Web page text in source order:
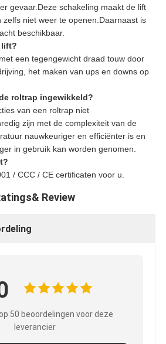
gevaar.Deze schakeling maakt de lift
zelfs niet weer te openen.Daarnaast is
beschikbaar.
lift?
een tegengewicht draad touw door
het maken van ups en downs op
roltrap ingewikkeld?
van een roltrap niet
zijn met de complexiteit van de
nauwkeuriger en efficiënter is en
in gebruik kan worden genomen.
/ CCC / CE certificaten voor u.
Review
50 beoordelingen voor deze
leverancier